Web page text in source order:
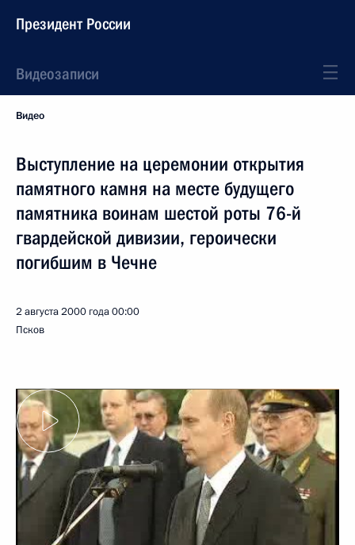
Президент России
Видеозаписи
Видео
Выступление на церемонии открытия
памятного камня на месте будущего
памятника воинам шестой роты 76-й
гвардейской дивизии, героически
погибшим в Чечне
2 августа 2000 года00:00
Псков